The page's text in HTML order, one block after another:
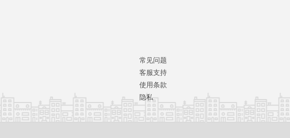
常见问题
客服支持
使用条款
隐私